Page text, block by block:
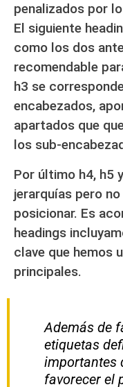
penalizados por
El siguiente
como los dos
recomendable
h3 se
encabezados,
apartados que
los sub-
Por último h4, h5
jerarquías pero
posicionar. Es
headings
clave que hemos
principales.
Además de
etiquetas
importantes
favorecer el